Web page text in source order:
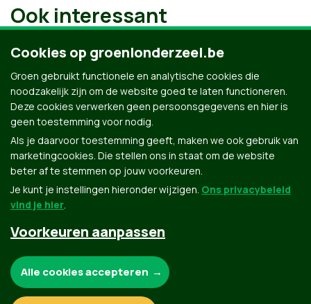
Ook interessant
Groen.be
Contact Privacybeleid
Cookies op groenlonderzeel.be
Groen gebruikt functionele en analytische cookies die
noodzakelijk zijn om de website goed te laten functioneren.
Deze cookies verwerken geen persoonsgegevens en hier is
geen toestemming voor nodig.
Als je daarvoor toestemming geeft, maken we ook gebruik van
marketingcookies. Die stellen ons in staat om de website
beter af te stemmen op jouw voorkeuren.
Je kunt je instellingen hieronder wijzigen. Ons privacybeleid
vind je hier.
Voorkeuren aanpassen
Alle cookies accepteren